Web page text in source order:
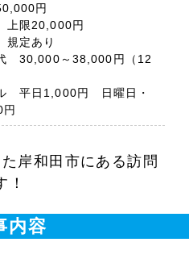
円
上限20,000円
規定あり
30,000～38,000円（12
平日1,000円 日曜日・
岸和田市にある訪問
内容